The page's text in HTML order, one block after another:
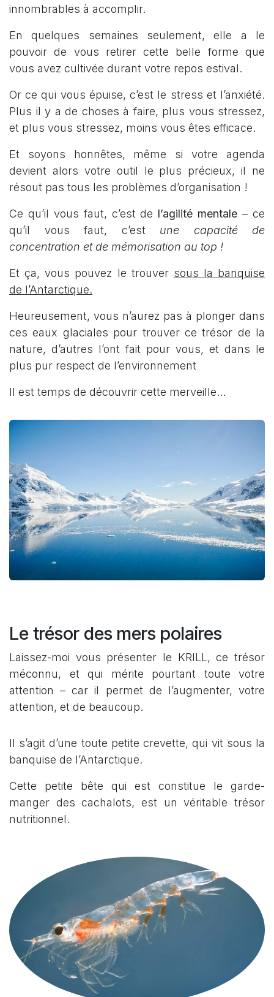
innombrables à accomplir.
En quelques semaines seulement, elle a le
pouvoir de vous retirer cette belle forme que
vous avez cultivée durant votre repos estival.
Or ce qui vous épuise, c’est le stress et l’anxiété.
Plus il y a de choses à faire, plus vous stressez,
et plus vous stressez, moins vous êtes efficace.
Et soyons honnêtes, même si votre agenda
devient alors votre outil le plus précieux, il ne
résout pas tous les problèmes d’organisation !
Ce qu’il vous faut, c’est de l’agilité mentale – ce
qu’il vous faut, c’est une capacité de
concentration et de mémorisation au top !
Et ça, vous pouvez le trouver sous la banquise
de l’Antarctique.
Heureusement, vous n’aurez pas à plonger dans
ces eaux glaciales pour trouver ce trésor de la
nature, d’autres l’ont fait pour vous, et dans le
plus pur respect de l’environnement
Il est temps de découvrir cette merveille…
Le trésor des mers polaires
Laissez-moi vous présenter le KRILL, ce trésor
méconnu, et qui mérite pourtant toute votre
attention – car il permet de l’augmenter, votre
attention, et de beaucoup.
Il s’agit d’une toute petite crevette, qui vit sous la
banquise de l’Antarctique.
Cette petite bête qui est constitue le garde-
manger des cachalots, est un véritable trésor
nutritionnel.